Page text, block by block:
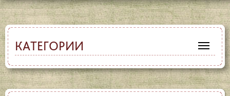
КАТЕГОРИИ